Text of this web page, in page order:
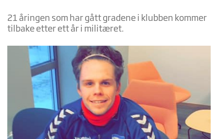
21 åringen som har gått gradene i klubben kommer
tilbake etter ett år i militæret.